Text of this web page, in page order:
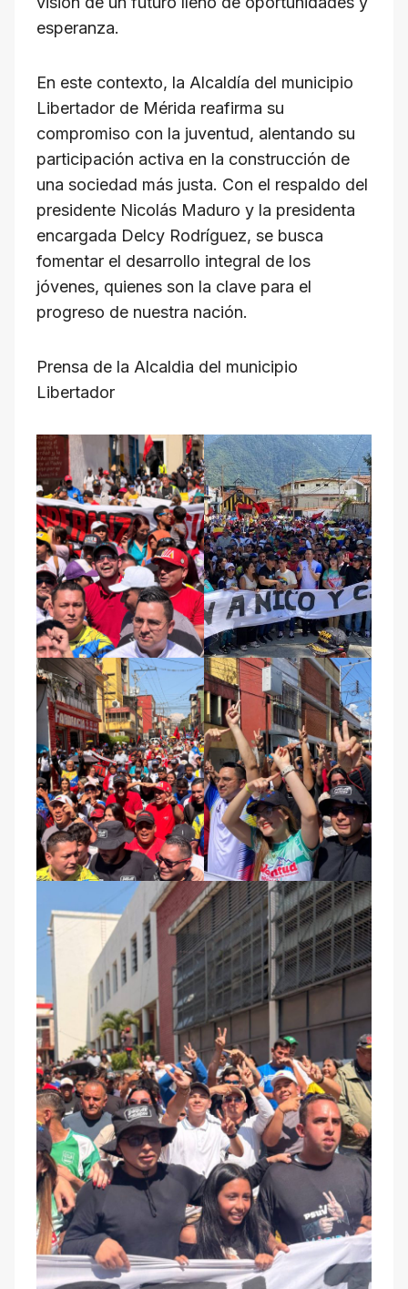
esperanza.
En este contexto, la Alcaldía del municipio
Libertador de Mérida reafirma su
compromiso con la juventud, alentando su
participación activa en la construcción de
una sociedad más justa. Con el respaldo del
presidente Nicolás Maduro y la presidenta
encargada Delcy Rodríguez, se busca
fomentar el desarrollo integral de los
jóvenes, quienes son la clave para el
progreso de nuestra nación.
Prensa de la Alcaldia del municipio
Libertador